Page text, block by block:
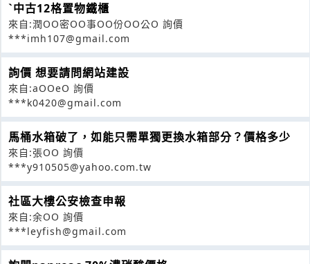
ˋ中古12格置物鐵櫃
來自:潤OO密OO事OO份OO公O 詢價
***imh107@gmail.com
詢價 想要請問網站建設
來自:aOOeO 詢價
***k0420@gmail.com
馬桶水箱破了，如能只需單獨更換水箱部分？價格多少
來自:張OO 詢價
***y910505@yahoo.com.tw
社區大樓公安檢查申報
來自:余OO 詢價
***leyfish@gmail.com